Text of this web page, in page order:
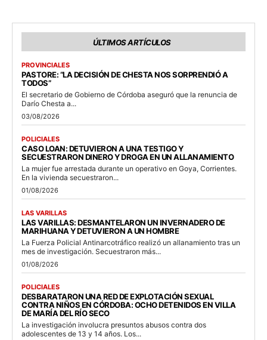
ÚLTIMOS ARTÍCULOS
PROVINCIALES
PASTORE: “LA DECISIÓN DE CHESTA NOS SORPRENDIÓ A
TODOS”
El secretario de Gobierno de Córdoba aseguró que la renuncia de
Darío Chesta a...
03/08/2026
POLICIALES
CASO LOAN: DETUVIERON A UNA TESTIGO Y
SECUESTRARON DINERO Y DROGA EN UN ALLANAMIENTO
La mujer fue arrestada durante un operativo en Goya, Corrientes.
En la vivienda secuestraron...
01/08/2026
LAS VARILLAS
LAS VARILLAS: DESMANTELARON UN INVERNADERO DE
MARIHUANA Y DETUVIERON A UN HOMBRE
La Fuerza Policial Antinarcotráfico realizó un allanamiento tras un
mes de investigación. Secuestraron más...
01/08/2026
POLICIALES
DESBARATARON UNA RED DE EXPLOTACIÓN SEXUAL
CONTRA NIÑOS EN CÓRDOBA: OCHO DETENIDOS EN VILLA
DE MARÍA DEL RÍO SECO
La investigación involucra presuntos abusos contra dos
adolescentes de 13 y 14 años. Los...